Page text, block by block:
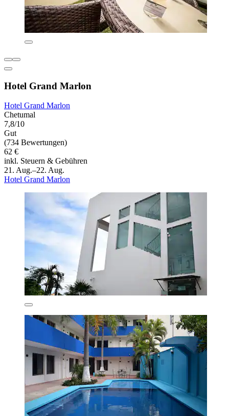
Hotel Grand Marlon
Hotel Grand Marlon
Chetumal
7,8/10
Gut
(734 Bewertungen)
62 €
inkl. Steuern & Gebühren
21. Aug.–22. Aug.
Hotel Grand Marlon